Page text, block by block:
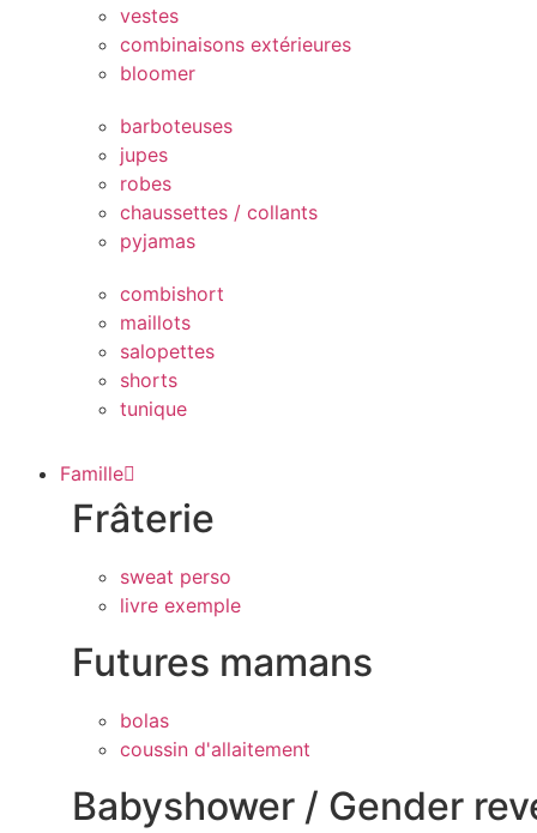
vestes
combinaisons extérieures
bloomer
barboteuses
jupes
robes
chaussettes / collants
pyjamas
combishort
maillots
salopettes
shorts
tunique
Famille
Frâterie
sweat perso
livre exemple
Futures mamans
bolas
coussin d'allaitement
Babyshower / Gender